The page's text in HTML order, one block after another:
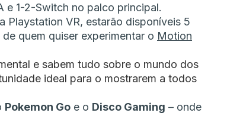
e 1-2-Switch no palco principal.
Playstation VR, estarão disponíveis 5
quem quiser experimentar o Motion
e sabem tudo sobre o mundo dos
ideal para o mostrarem a todos
Pokemon Go e o Disco Gaming – onde